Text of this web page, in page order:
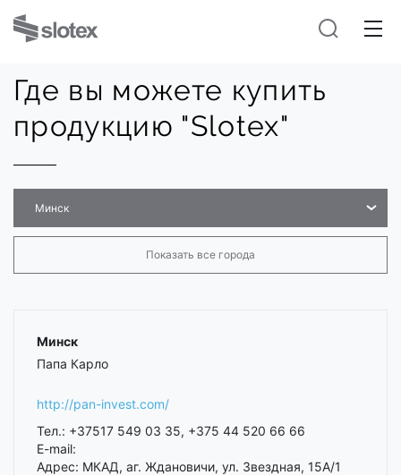
Где вы можете купить
продукцию "Slotex"
Минск
Показать все города
Минск
Папа Карло
http://pan-invest.com/
Тел.: +37517 549 03 35, +375 44 520 66 66
E-mail:
Адрес: МКАД, аг. Ждановичи, ул. Звездная, 15А/1